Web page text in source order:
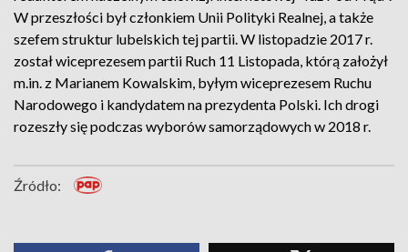
W przeszłości był członkiem Unii Polityki Realnej, a także
szefem struktur lubelskich tej partii. W listopadzie 2017 r.
został wiceprezesem partii Ruch 11 Listopada, którą założył
m.in. z Marianem Kowalskim, byłym wiceprezesem Ruchu
Narodowego i kandydatem na prezydenta Polski. Ich drogi
rozeszły się podczas wyborów samorządowych w 2018 r.
Źródło: